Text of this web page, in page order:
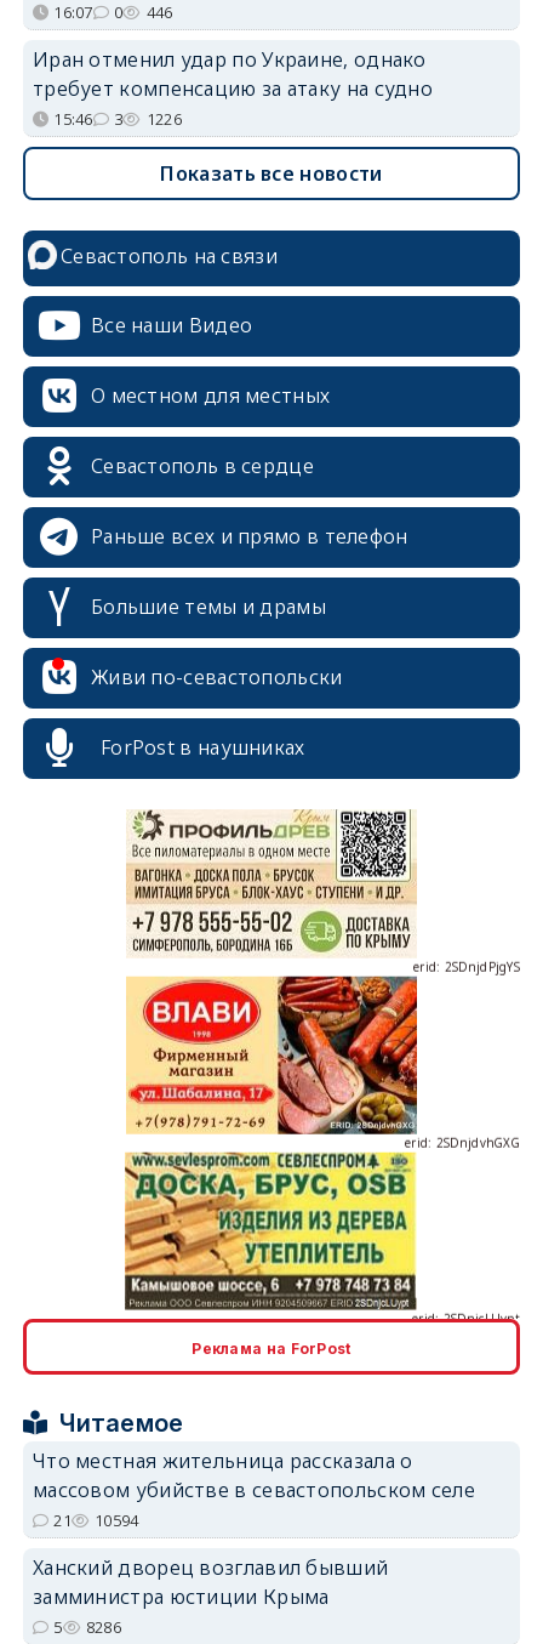
16:07 0 446
Иран отменил удар по Украине, однако
требует компенсацию за атаку на судно
15:46 3 1226
Показать все новости
Севастополь на связи
Все наши Видео
О местном для местных
Севастополь в сердце
Раньше всех и прямо в телефон
Большие темы и драмы
Живи по-севастопольски
ForPost в наушниках
erid: 2SDnjcrDNw6
erid: 2SDnjdPjgYS
erid: 2SDnjdvhGXG
Реклама на ForPost
Читаемое
Что местная жительница рассказала о
массовом убийстве в севастопольском селе
21 10594
Ханский дворец возглавил бывший
замминистра юстиции Крыма
5 8286